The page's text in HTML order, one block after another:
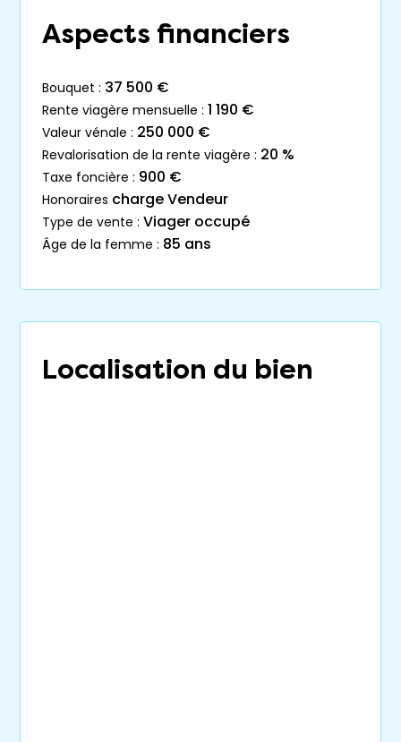
Aspects financiers
bouquet : 37 500 €
rente viagère mensuelle : 1 190 €
valeur vénale : 250 000 €
revalorisation de la rente viagère : 20 %
taxe foncière : 900 €
honoraires charge Vendeur
type de vente : Viager occupé
âge de la femme : 85 ans
Localisation du bien